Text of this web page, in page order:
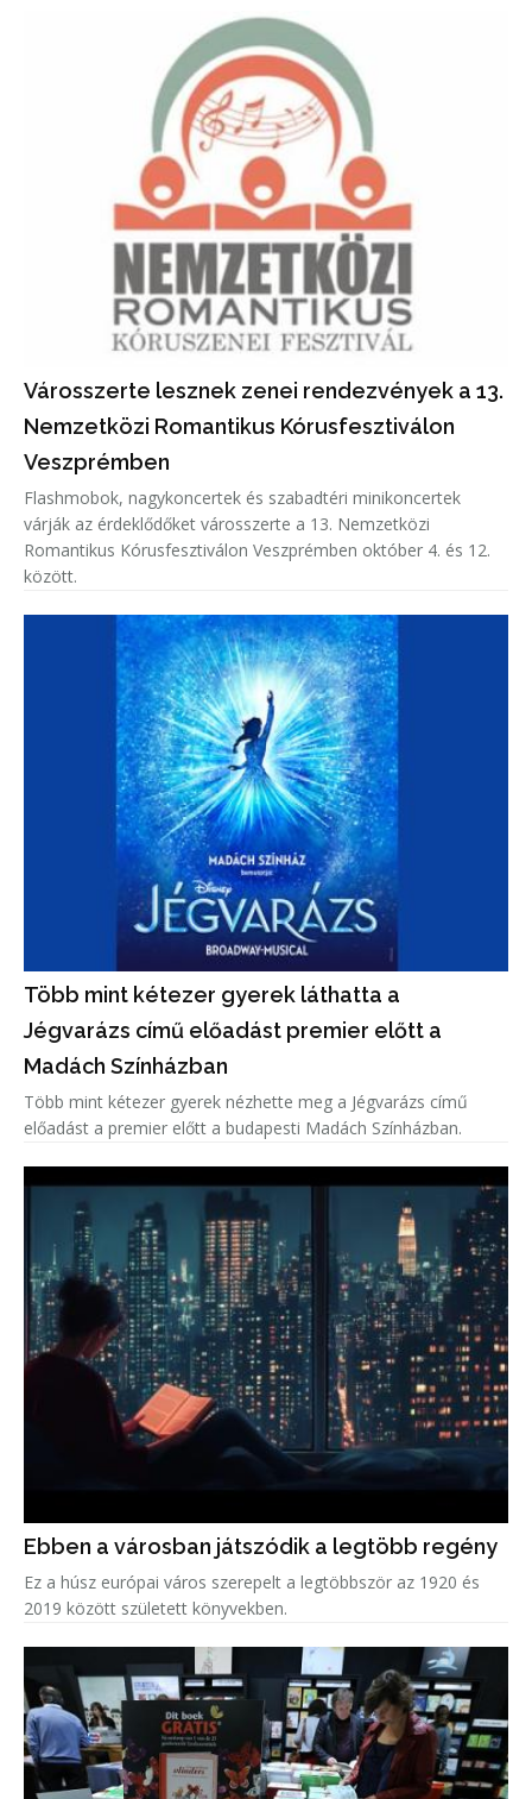
Városszerte lesznek zenei rendezvények a 13.
Nemzetközi Romantikus Kórusfesztiválon
Veszprémben
Flashmobok, nagykoncertek és szabadtéri minikoncertek
várják az érdeklődőket városszerte a 13. Nemzetközi
Romantikus Kórusfesztiválon Veszprémben október 4. és 12.
között.
Több mint kétezer gyerek láthatta a
Jégvarázs című előadást premier előtt a
Madách Színházban
Több mint kétezer gyerek nézhette meg a Jégvarázs című
előadást a premier előtt a budapesti Madách Színházban.
Ebben a városban játszódik a legtöbb regény
Ez a húsz európai város szerepelt a legtöbbször az 1920 és
2019 között született könyvekben.